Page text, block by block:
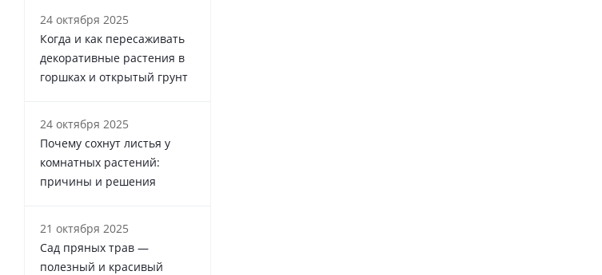
24 октября 2025
Когда и как пересаживать
декоративные растения в
горшках и открытый грунт
24 октября 2025
Почему сохнут листья у
комнатных растений:
причины и решения
21 октября 2025
Сад пряных трав —
полезный и красивый